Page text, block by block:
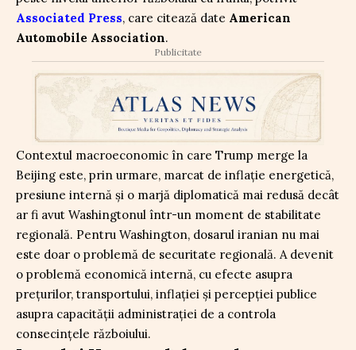
Associated Press, care citează date American
Automobile Association.
Publicitate
Contextul macroeconomic în care Trump merge la
Beijing este, prin urmare, marcat de inflație energetică,
presiune internă și o marjă diplomatică mai redusă decât
ar fi avut Washingtonul într-un moment de stabilitate
regională. Pentru Washington, dosarul iranian nu mai
este doar o problemă de securitate regională. A devenit
o problemă economică internă, cu efecte asupra
prețurilor, transportului, inflației și percepției publice
asupra capacității administrației de a controla
consecințele războiului.